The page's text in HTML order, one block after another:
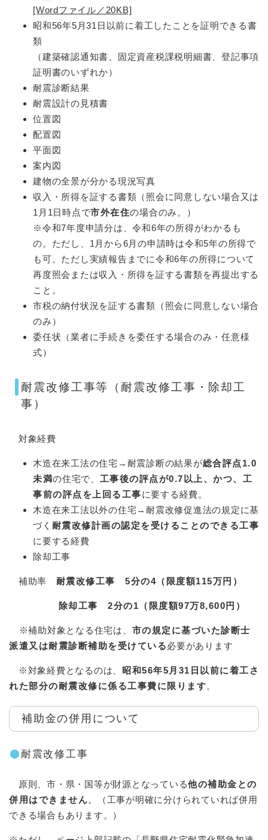
[Wordファイル／20KB]
昭和56年5月31日以前に着工したことを証明できる書
類
（建築確認通知書、固定資産税課税明細書、登記事項
証明書のいずれか）
耐震診断結果
耐震設計の見積書
位置図
配置図
平面図
案内図
建物の全景が分かる現況写真
収入・所得を証する書類（照会に同意しない場合又は
1月1日時点で市外在住の場合のみ。）
※令和7年度申請分は、令和6年の所得がわかるも
の。ただし、1月から6月の申請時は令和5年の所得で
も可。ただし実績報告までに令和6年の所得について
再度照会または収入・所得を証する書類を再提出する
こと。
市税の納付状況を証する書類（照会に同意しない場合
のみ）
委任状（業者に手続きを委任する場合のみ・任意様
式）
耐震改修工事等（耐震改修工事・除却工
事）
対象経費
木造在来工法の住宅→耐震診断の結果が総合評点1.0
未満の住宅で、 工事後の評点が0.7以上、かつ、工
事前の評点を上回る工事に要する経費。
木造在来工法以外の住宅→耐震改修促進法の規定に基
づく 耐震改修計画の認定を受けることのできる工事
に要する経費
除却工事
補助率 耐震改修工事 5分の4（限度額115万円）
除却工事 2分の1（限度額97万8,600円）
※補助対象となる住宅は、 市の規定に基づいた診断士
派遣又は耐震診断補助を受けている必要があります
※対象経費となるのは、 昭和56年5月31日以前に着工さ
れた部分の耐震改修に係る工事費に限ります。
補助金の併用について
耐震改修工事
原則、市・県・国等が財源となっている他の補助金との
併用はできません。（工事が明確に分けられていれば併用
できる場合もあります。）